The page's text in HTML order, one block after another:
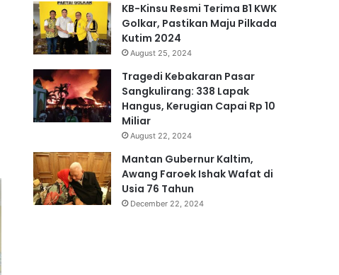
KB-Kinsu Resmi Terima B1 KWK
Golkar, Pastikan Maju Pilkada
Kutim 2024
August 25, 2024
Tragedi Kebakaran Pasar
Sangkulirang: 338 Lapak
Hangus, Kerugian Capai Rp 10
Miliar
August 22, 2024
Mantan Gubernur Kaltim,
Awang Faroek Ishak Wafat di
Usia 76 Tahun
December 22, 2024